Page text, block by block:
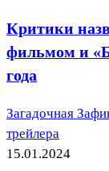
Критики
фильмом и
года
Загадочная
трейлера
15.01.2024